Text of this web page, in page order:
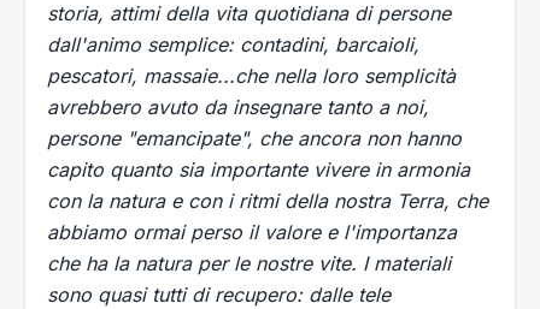
storia, attimi della vita quotidiana di persone
dall'animo semplice: contadini, barcaioli,
pescatori, massaie...che nella loro semplicità
avrebbero avuto da insegnare tanto a noi,
persone "emancipate", che ancora non hanno
capito quanto sia importante vivere in armonia
con la natura e con i ritmi della nostra Terra, che
abbiamo ormai perso il valore e l'importanza
che ha la natura per le nostre vite. I materiali
sono quasi tutti di recupero: dalle tele